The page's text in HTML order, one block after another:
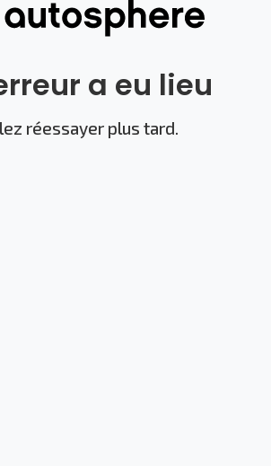
a eu lieu
réessayer plus tard.